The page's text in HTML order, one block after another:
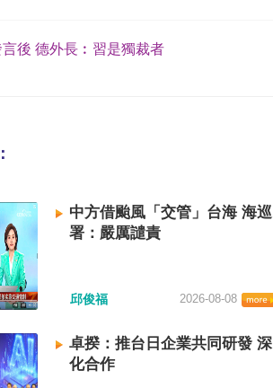
後 德外長︰習是獨裁者
中方借颱風「交管」台海 海巡
署：嚴厲譴責
邱俊福 2026-08-08
卓揆：推台日企業共同研發 深
化合作